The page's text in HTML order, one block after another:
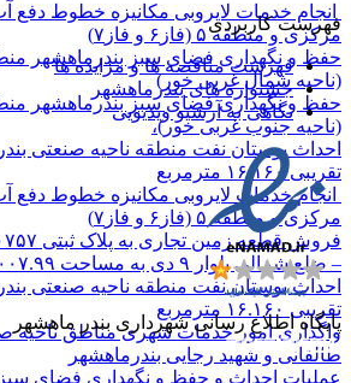
انجام خدمات لایروبی مکانیزه خطوط
مرکزی و منطقه ۵ (فاز۶ و فاز۷)
حفظ و نگهداری فضای سبز بندرماهشهر
(ناحیه شمال غربی خور)
حفظ و نگهداری فضای سبز بندرماهشهر
(ناحیه جنوب غربی خور)،
احداث بوستان نفت منطقه ناحیه صنعتی
تقریبی ۱۶.۱۶۰ مترمربع
انجام خدمات لایروبی مکانیزه خطوط
مرکزی و منطقه ۵ (فاز۶ و فاز۷)
– ضلع شمالی بلوار ۹ دی به مساحت ۲۰۰۷.۹۹ مترمربع
احداث بوستان نفت منطقه ناحیه صنعتی
تقریبی ۱۶.۱۶۰ مترمربع
واگذاری امور خدمات شهری مناطق ناحیه
طالقانی و شهید رجایی بندرماهشهر
عملیات احداث و حفظ و نگهداری فضای
فهرست کاربردی
فهرست مناقصه ها و مزایده ها
جشنواره های بندرماهشهر
نگاهی به آرشیو ویدیویی
پایگاه اطلاع رسانی شهرداری بندر ماهشهر